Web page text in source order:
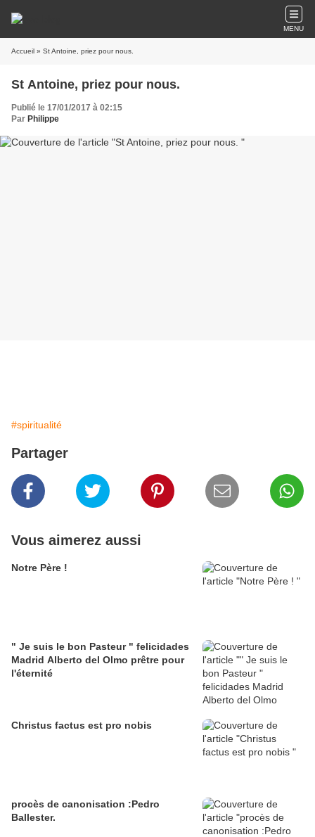
MENU
Accueil » St Antoine, priez pour nous.
St Antoine, priez pour nous.
Publié le 17/01/2017 à 02:15
Par Philippe
#spiritualité
Partager
Vous aimerez aussi
Notre Père !
" Je suis le bon Pasteur " felicidades
Madrid Alberto del Olmo prêtre pour
l'éternité
Christus factus est pro nobis
procès de canonisation :Pedro
Ballester.